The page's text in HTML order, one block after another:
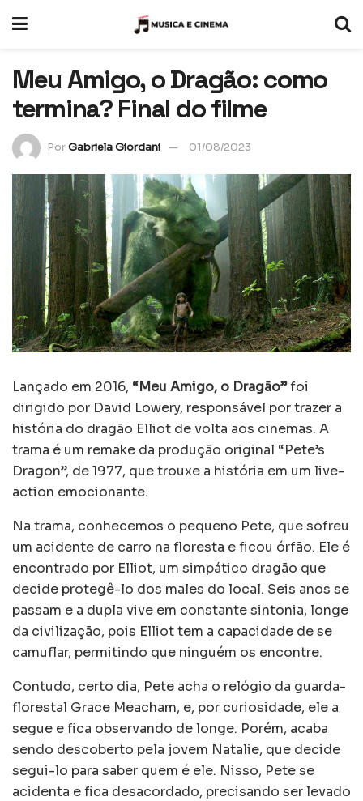
Meu Amigo, o Dragão: como
termina? Final do filme
PorGabriela Giordani 01/08/2023
Lançado em 2016, “Meu Amigo, o Dragão”foi
dirigido por David Lowery, responsável por trazer a
história do dragão Elliot de volta aos cinemas. A
trama é um remake da produção original “Pete’s
Dragon”, de 1977, que trouxe a história em um live-
action emocionante.
Na trama, conhecemos o pequeno Pete, que sofreu
um acidente de carro na floresta e ficou órfão. Ele é
encontrado por Elliot, um simpático dragão que
decide protegê-lo dos males do local. Seis anos se
passam e a dupla vive em constante sintonia, longe
da civilização, pois Elliot tem a capacidade de se
camuflar, permitindo que ninguém os encontre.
Contudo, certo dia, Pete acha o relógio da guarda-
florestal Grace Meacham, e, por curiosidade, ele a
segue e fica observando de longe. Porém, acaba
sendo descoberto pela jovem Natalie, que decide
segui-lo para saber quem é ele. Nisso, Pete se
acidenta e fica desacordado, precisando ser levado